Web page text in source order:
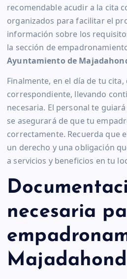
recomendable acudir a la cita
organizados para facilitar el
información sobre los
la sección de
Ayuntamiento de
Finalmente, en el día de tu
correspondiente, llevando
necesaria. El personal te
se asegurará de que tu
correctamente. Recuerda que
un derecho y una obligación
a servicios y beneficios en tu
necesaria